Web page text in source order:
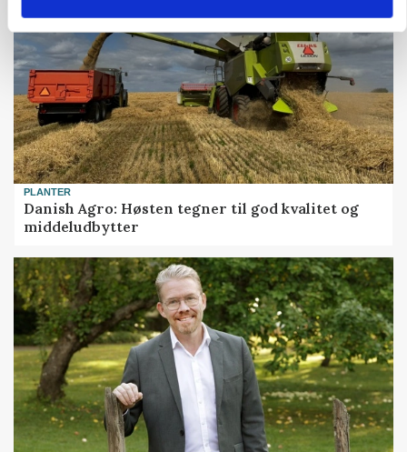
PLANTER
Danish Agro: Høsten tegner til god kvalitet og
middeludbytter